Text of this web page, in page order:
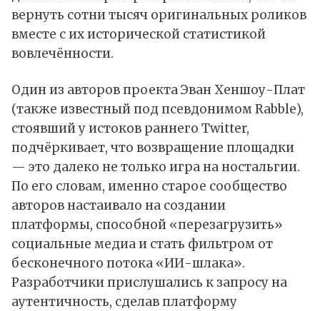
вернуть сотни тысяч оригинальных роликов
вместе с их исторической статистикой
вовлечённости.
Один из авторов проекта Эван Хеншоу-Плат
(также известный под псевдонимом Rabble),
стоявший у истоков раннего Twitter,
подчёркивает, что возвращение площадки
— это далеко не только игра на ностальгии.
По его словам, именно старое сообщество
авторов настаивало на создании
платформы, способной «перезагрузить»
социальные медиа и стать фильтром от
бесконечного потока «ИИ-шлака».
Разработчики прислушались к запросу на
аутентичность, сделав платформу